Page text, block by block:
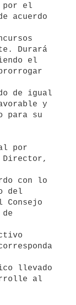
por el
acuerdo
Durará
el
de igual
y
para su
por
Director,
con lo
del
Consejo
llevado
al